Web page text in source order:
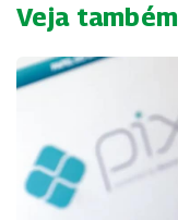
Veja também